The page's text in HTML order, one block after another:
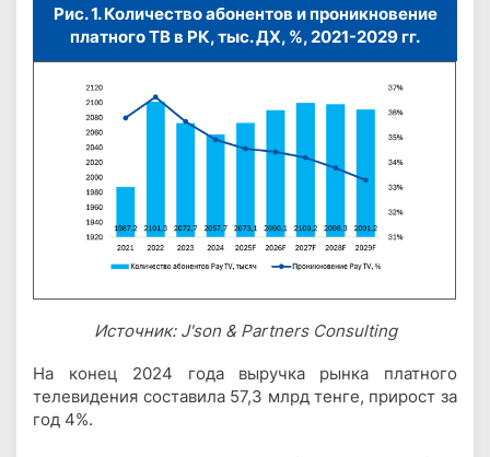
Рис. 1. Количество абонентов и проникновение
платного ТВ в РК, тыс. ДХ, %, 2021-2029 гг.
Источник: J'son & Partners Consulting
На конец 2024 года выручка рынка платного
телевидения составила 57,3 млрд тенге, прирост за
год 4%.